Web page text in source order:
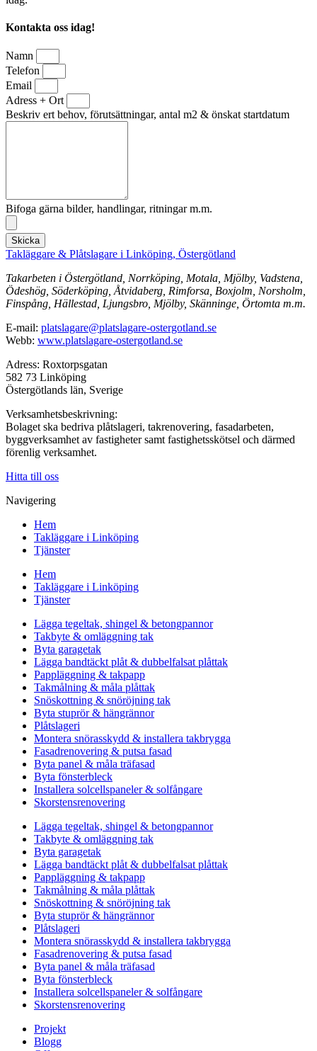
Kontakta oss idag!
Namn
Telefon
Email
Adress + Ort
Beskriv ert behov, förutsättningar, antal m2 & önskat startdatum
Bifoga gärna bilder, handlingar, ritningar m.m.
Skicka
Takläggare & Plåtslagare i Linköping, Östergötland
Takarbeten i Östergötland, Norrköping, Motala, Mjölby, Vadstena,
Ödeshög, Söderköping, Åtvidaberg, Rimforsa, Boxjolm, Norsholm,
Finspång, Hällestad, Ljungsbro, Mjölby, Skänninge, Örtomta m.m.
E-mail: platslagare@platslagare-ostergotland.se
Webb: www.platslagare-ostergotland.se
Adress: Roxtorpsgatan
582 73 Linköping
Östergötlands län, Sverige
Verksamhetsbeskrivning:
Bolaget ska bedriva plåtslageri, takrenovering, fasadarbeten,
byggverksamhet av fastigheter samt fastighetsskötsel och därmed
förenlig verksamhet.
Hitta till oss
Navigering
Hem
Takläggare i Linköping
Tjänster
Hem
Takläggare i Linköping
Tjänster
Lägga tegeltak, shingel & betongpannor
Takbyte & omläggning tak
Byta garagetak
Lägga bandtäckt plåt & dubbelfalsat plåttak
Pappläggning & takpapp
Takmålning & måla plåttak
Snöskottning & snöröjning tak
Byta stuprör & hängrännor
Plåtslageri
Montera snörasskydd & installera takbrygga
Fasadrenovering & putsa fasad
Byta panel & måla träfasad
Byta fönsterbleck
Installera solcellspaneler & solfångare
Skorstensrenovering
Lägga tegeltak, shingel & betongpannor
Takbyte & omläggning tak
Byta garagetak
Lägga bandtäckt plåt & dubbelfalsat plåttak
Pappläggning & takpapp
Takmålning & måla plåttak
Snöskottning & snöröjning tak
Byta stuprör & hängrännor
Plåtslageri
Montera snörasskydd & installera takbrygga
Fasadrenovering & putsa fasad
Byta panel & måla träfasad
Byta fönsterbleck
Installera solcellspaneler & solfångare
Skorstensrenovering
Projekt
Blogg